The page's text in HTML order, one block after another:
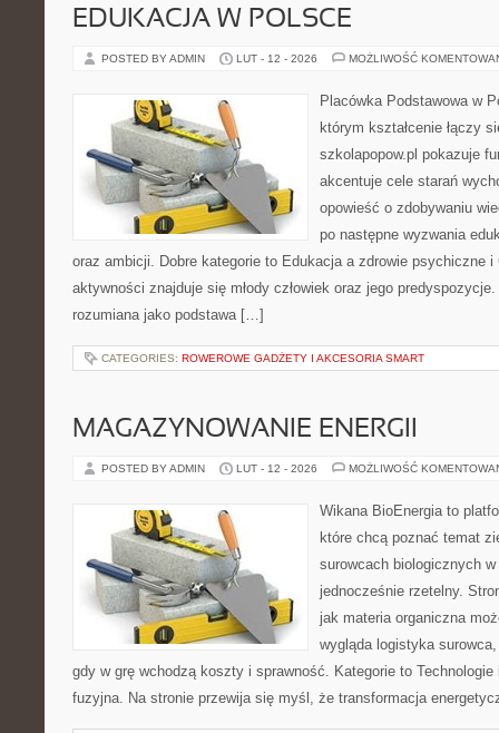
EDUKACJA W POLSCE
POSTED BY ADMIN LUT - 12 - 2026 MOŻLIWOŚĆ
Placówka Podstawowa w
którym kształcenie łączy
szkolapopow.pl pokazuje
akcentuje cele starań
opowieść o zdobywaniu
po następne wyzwania
oraz ambicji. Dobre kategorie to Edukacja a zdrowie psychiczne i
aktywności znajduje się młody człowiek oraz jego
rozumiana jako podstawa […]
CATEGORIES: ROWEROWE GADŻETY I AKCESORIA SMART
MAGAZYNOWANIE ENERGII
POSTED BY ADMIN LUT - 12 - 2026 MOŻLIWOŚĆ
Wikana BioEnergia to
które chcą poznać temat
surowcach biologicznych
jednocześnie rzetelny.
jak materia organiczna
wygląda logistyka
gdy w grę wchodzą koszty i sprawność. Kategorie to Technologie
fuzyjna. Na stronie przewija się myśl, że transformacja